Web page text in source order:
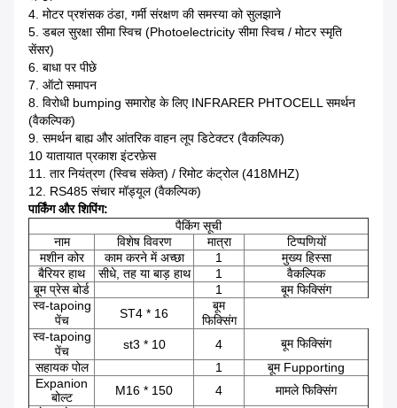
4. मोटर प्रशंसक ठंडा, गर्मी संरक्षण की समस्या को सुलझाने
5. डबल सुरक्षा सीमा स्विच (Photoelectricity सीमा स्विच / मोटर स्मृति
सेंसर)
6. बाधा पर पीछे
7. ऑटो समापन
8. विरोधी bumping समारोह के लिए INFRARER PHTOCELL समर्थन
(वैकल्पिक)
9. समर्थन बाह्य और आंतरिक वाहन लूप डिटेक्टर (वैकल्पिक)
10 यातायात प्रकाश इंटरफ़ेस
11. तार नियंत्रण (स्विच संकेत) / रिमोट कंट्रोल (418MHZ)
12. RS485 संचार मॉड्यूल (वैकल्पिक)
पार्किंग और शिपिंग:
पैकिंग सूची
नाम
विशेष विवरण मात्रा
टिप्पणियों
मशीन कोर
काम करने में अच्छा 1
मुख्य हिस्सा
बैरियर हाथ
सीधे, तह या बाड़ हाथ 1
वैकल्पिक
बूम प्रेस बोर्ड
1
बूम फिक्सिंग
स्व-tapoing
पेंच
ST4 * 16
बूम
फिक्सिंग
स्व-tapoing
पेंच
st3 * 10 4
बूम फिक्सिंग
सहायक पोल
1
बूम Fupporting
Expanion
बोल्ट
M16 * 150 4
मामले फिक्सिंग